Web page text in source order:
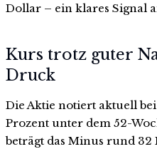
Dollar – ein klares Signal
Kurs trotz guter
Druck
Die Aktie notiert aktuell
Prozent unter dem 52-
beträgt das Minus rund 32